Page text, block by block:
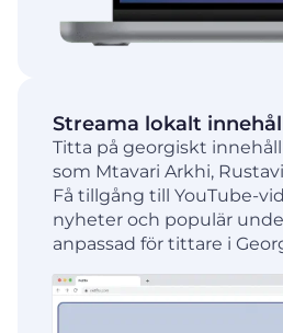
Streama lokalt
Titta på georgiskt
som Mtavari Arkhi,
Få tillgång till YouTube-
nyheter och populär
anpassad för tittare i